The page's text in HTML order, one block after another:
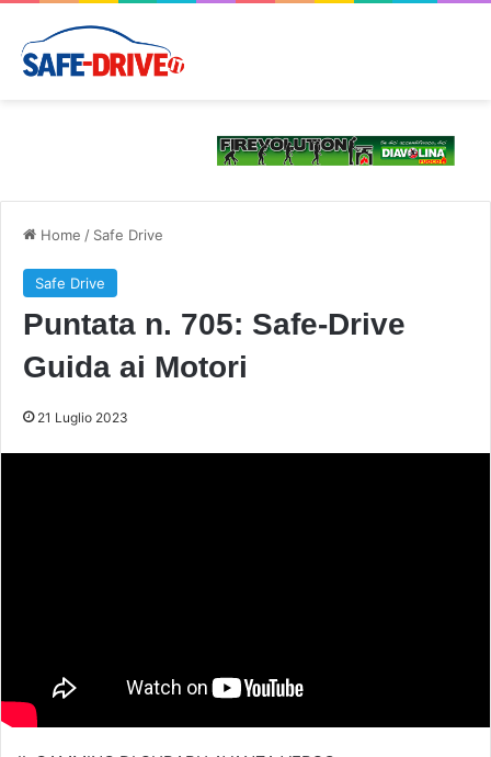
Home / Safe Drive
Safe Drive
Puntata n. 705: Safe-Drive
Guida ai Motori
21 Luglio 2023